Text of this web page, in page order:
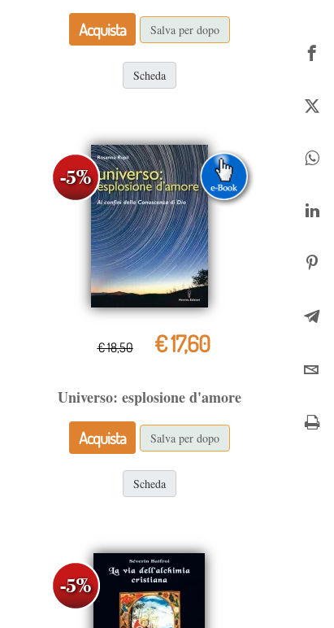
Acquista
Salva per dopo
Scheda
€ 18,50 € 17,60
Universo: esplosione d'amore
Acquista
Salva per dopo
Scheda